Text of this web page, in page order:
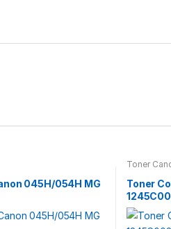
045H/054H MG
3026C002/30
Toner
Toner
3C002